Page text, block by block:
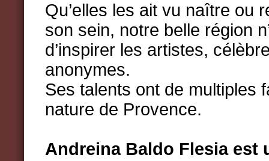
Qu’elles les ait vu naître ou
son sein, notre belle région
d’inspirer les artistes,
anonymes.
Ses talents ont de multiples
nature de Provence.
Andreina Baldo Flesia est